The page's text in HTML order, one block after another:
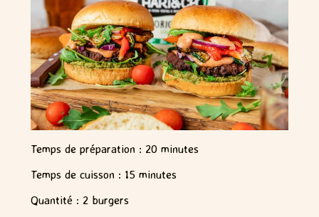
Temps de préparation : 20 minutes
Temps de cuisson : 15 minutes
Quantité : 2 burgers